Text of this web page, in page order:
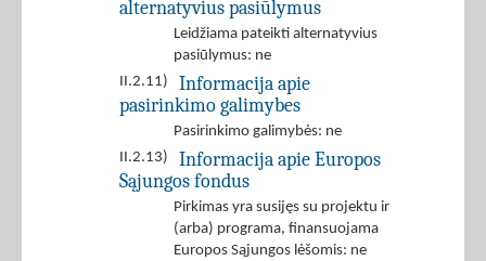
alternatyvius pasiūlymus
Leidžiama pateikti alternatyvius
pasiūlymus: ne
II.2.11)
Informacija apie
pasirinkimo galimybes
Pasirinkimo galimybės: ne
II.2.13)
Informacija apie Europos
Sąjungos fondus
Pirkimas yra susijęs su projektu ir
(arba) programa, finansuojama
Europos Sąjungos lėšomis: ne